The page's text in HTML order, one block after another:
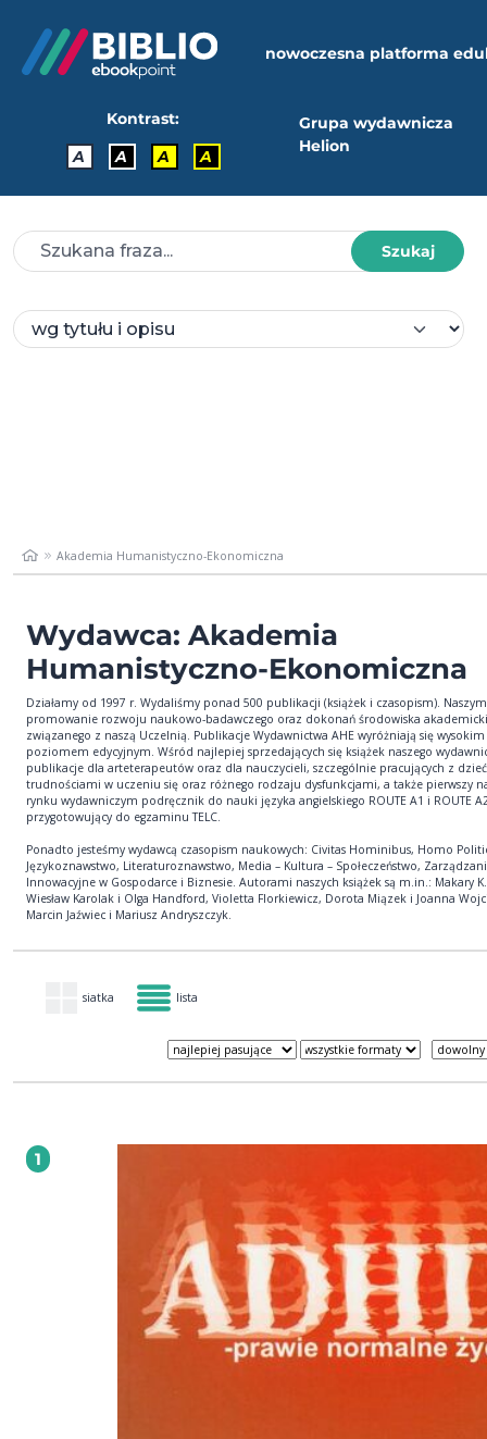
nowoczesna platforma
Kontrast:
A
A A A
Grupa wydawnicza
Helion
Szukaj
Akademia Humanistyczno-Ekonomiczna
Wydawca: Akademia
Humanistyczno-Ekonomiczna
Działamy od 1997 r. Wydaliśmy ponad 500 publikacji (książek i czasopism).
promowanie rozwoju naukowo-badawczego oraz dokonań środowiska
związanego z naszą Uczelnią. Publikacje Wydawnictwa AHE wyróżniają się wysokim
poziomem edycyjnym. Wśród najlepiej sprzedających się książek naszego
publikacje dla arteterapeutów oraz dla nauczycieli, szczególnie pracujących z
trudnościami w uczeniu się oraz różnego rodzaju dysfunkcjami, a także pierwszy
rynku wydawniczym podręcznik do nauki języka angielskiego ROUTE A1 i ROUTE
przygotowujący do egzaminu TELC.
Ponadto jesteśmy wydawcą czasopism naukowych: Civitas Hominibus, Homo
Językoznawstwo, Literaturoznawstwo, Media – Kultura – Społeczeństwo,
Innowacyjne w Gospodarce i Biznesie. Autorami naszych książek są m.in.: Makary
Wiesław Karolak i Olga Handford, Violetta Florkiewicz, Dorota Miązek i Joanna
Marcin Jaźwiec i Mariusz Andryszczyk.
siatka lista
1